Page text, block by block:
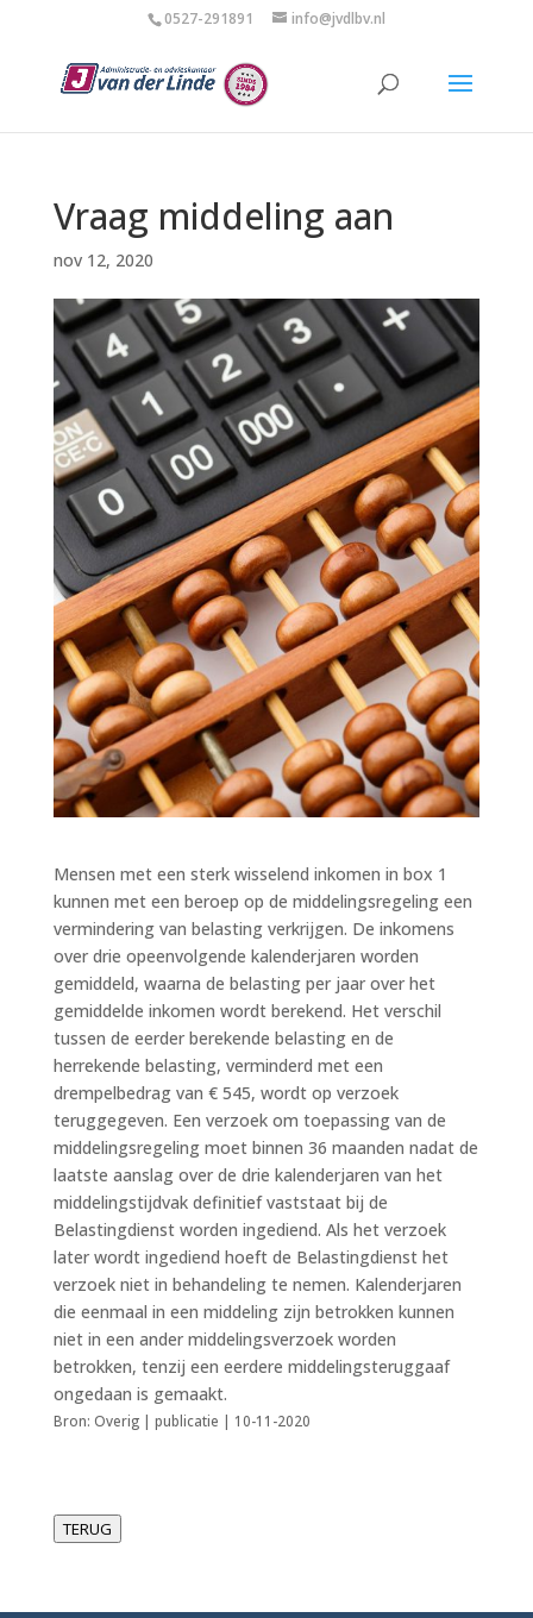
0527-291891 info@jvdlbv.nl
Vraag middeling aan
nov 12, 2020
Mensen met een sterk wisselend inkomen in box 1
kunnen met een beroep op de middelingsregeling een
vermindering van belasting verkrijgen. De inkomens
over drie opeenvolgende kalenderjaren worden
gemiddeld, waarna de belasting per jaar over het
gemiddelde inkomen wordt berekend. Het verschil
tussen de eerder berekende belasting en de
herrekende belasting, verminderd met een
drempelbedrag van € 545, wordt op verzoek
teruggegeven. Een verzoek om toepassing van de
middelingsregeling moet binnen 36 maanden nadat de
laatste aanslag over de drie kalenderjaren van het
middelingstijdvak definitief vaststaat bij de
Belastingdienst worden ingediend. Als het verzoek
later wordt ingediend hoeft de Belastingdienst het
verzoek niet in behandeling te nemen. Kalenderjaren
die eenmaal in een middeling zijn betrokken kunnen
niet in een ander middelingsverzoek worden
betrokken, tenzij een eerdere middelingsteruggaaf
ongedaan is gemaakt.
Bron: Overig | publicatie | 10-11-2020
TERUG